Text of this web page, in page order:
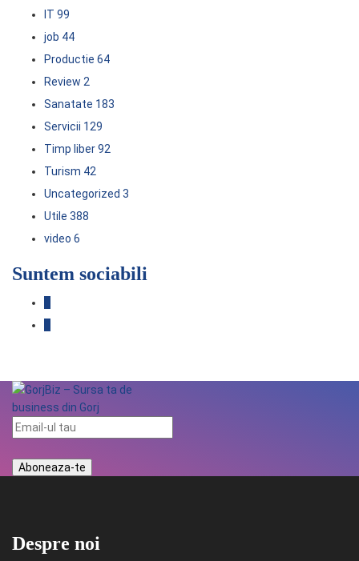
IT 99
job 44
Productie 64
Review 2
Sanatate 183
Servicii 129
Timp liber92
Turism 42
Uncategorized 3
Utile 388
video 6
Suntem sociabili
Despre noi